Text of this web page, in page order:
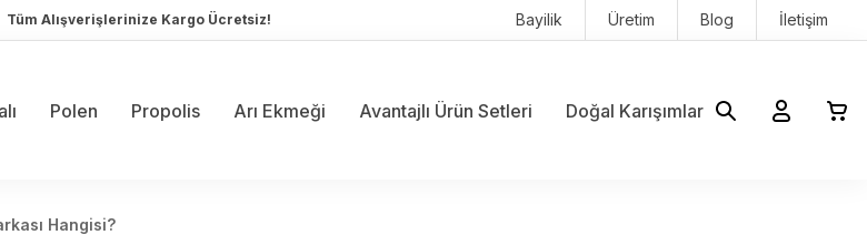
Tüm Alışverişlerinize Kargo Ücretsiz! Bayilik Üretim Blog İletişim
Polen Propolis Arı Ekmeği Avantajlı Ürün Setleri Doğal Karışımlar
Hangisi?